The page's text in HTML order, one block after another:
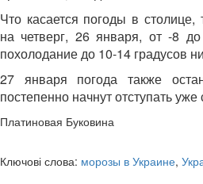
Что касается погоды в столице,
на четверг, 26 января, от -8
похолодание до 10-14 градусов
27 января погода также
постепенно начнут отступать уже
Платиновая Буковина
Ключові слова: морозы в Украине,